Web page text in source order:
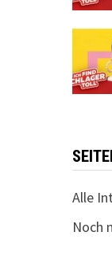
Alle
Noch